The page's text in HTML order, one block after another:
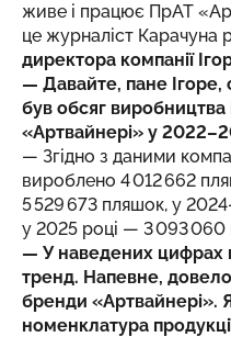
живе і працює ПрАТ
це журналіст Карачуна
директора компанії
— Давайте, пане Ігоре,
був обсяг виробництва
«Артвайнері» у
— Згідно з даними
вироблено 4 012 662
5 529 673 пляшок, у
у 2025 році — 3 093 060
— У наведених цифрах
тренд. Напевне,
бренди «Артвайнері».
номенклатура